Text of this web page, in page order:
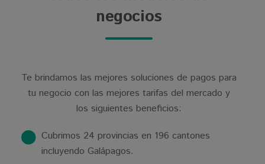
negocios
Te brindamos las mejores soluciones de pagos para
tu negocio con las mejores tarifas del mercado y
los siguientes beneficios:
Cubrimos 24 provincias en 196 cantones
incluyendo Galápagos.